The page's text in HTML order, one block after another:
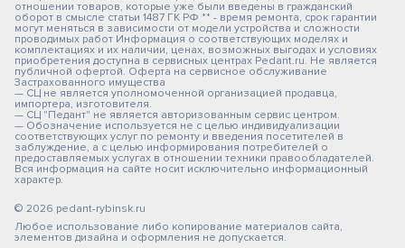
отношении товаров, которые уже были введены в гражданский
оборот в смысле статьи 1487 ГК РФ ** - время ремонта, срок гарантии
могут меняться в зависимости от модели устройства и сложности
проводимых работ Информация о соответствующих моделях и
комплектациях и их наличии, ценах, возможных выгодах и условиях
приобретения доступна в сервисных центрах Pedant.ru. Не является
публичной офертой. Оферта на сервисное обслуживание
Застрахованного имущества
— СЦ не является уполномоченной организацией продавца,
импортера, изготовителя.
— СЦ "Педант" не является авторизованным сервис центром.
— Обозначение используется не с целью индивидуализации
соответствующих услуг по ремонту и введения посетителей в
заблуждение, а с целью информирования потребителей о
предоставляемых услугах в отношении техники правообладателей.
Вся информация на сайте носит исключительно информационный
характер.
© 2026 pedant-rybinsk.ru
Любое использование либо копирование материалов сайта,
элементов дизайна и оформления не допускается.